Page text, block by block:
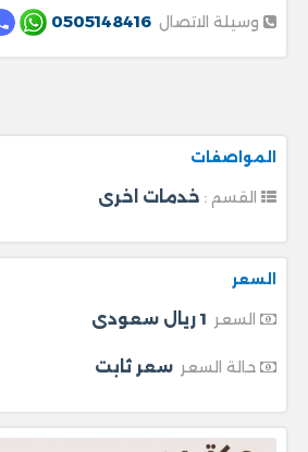
وسيلة الاتصال 0505148416
المواصفات
خدمات اخرى
السعر
السعر 1 ريال سعودى
حالة السعر سعر ثابت